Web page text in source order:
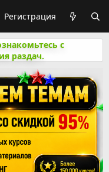
Регистрация
с
раздач.